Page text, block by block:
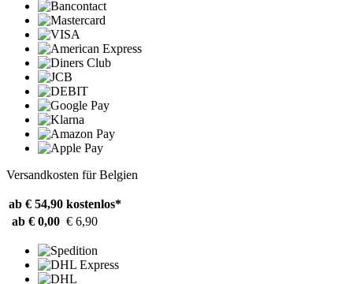
Versandkosten für Belgien
ab € 54,90 kostenlos*
ab € 0,00 € 6,90